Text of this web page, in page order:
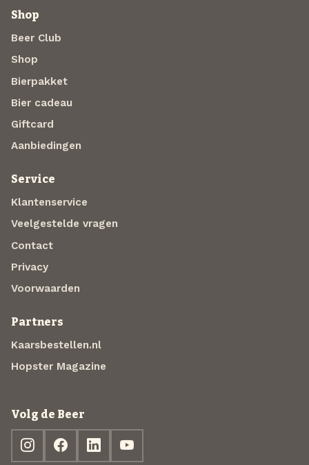
Shop
Beer Club
Shop
Bierpakket
Bier cadeau
Giftcard
Aanbiedingen
Service
Klantenservice
Veelgestelde vragen
Contact
Privacy
Voorwaarden
Partners
Kaarsbestellen.nl
Hopster Magazine
Volg de Beer